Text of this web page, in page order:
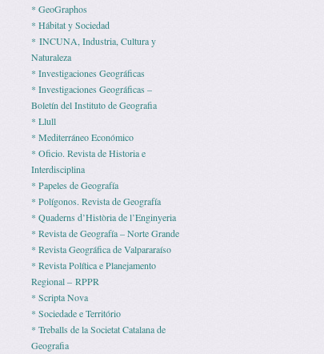
* GeoGraphos
* Hábitat y Sociedad
* INCUNA, Industria, Cultura y
Naturaleza
* Investigaciones Geográficas
* Investigaciones Geográficas –
Boletín del Instituto de Geografia
* Llull
* Mediterráneo Económico
* Ofi­cio. Revista de His­to­ria e
Interdisciplina
* Pape­les de Geografía
* Polígonos. Revista de Geografía
* Quaderns d’Història de l’Enginyeria
* Revista de Geografía – Norte Grande
* Revista Geográfica de Valpararaíso
* Revista Polí­tica e Pla­ne­ja­mento
Regio­nal – RPPR
* Scripta Nova
* Sociedade e Território
* Treballs de la Societat Catalana de
Geografia